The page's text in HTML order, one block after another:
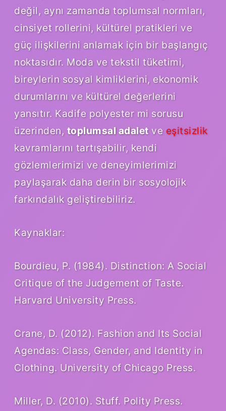
değil, aynı zamanda toplumsal normları,
cinsiyet rollerini, kültürel pratikleri ve
güç ilişkilerini anlamak için bir başlangıç
noktasıdır. Moda ve tekstil tüketimi,
bireylerin sosyal kimliklerini, ekonomik
durumlarını ve kültürel değerlerini
yansıtır. Kadife polyester mi sorusu
üzerinden, toplumsal adaletve eşitsizlik
kavramlarını tartışabilir, kendi
gözlemlerimizi ve deneyimlerimizi
paylaşarak daha derin bir sosyolojik
farkındalık geliştirebiliriz.
Kaynaklar:
Bourdieu, P. (1984). Distinction: A Social
Critique of the Judgement of Taste.
Harvard University Press.
Crane, D. (2012). Fashion and Its Social
Agendas: Class, Gender, and Identity in
Clothing. University of Chicago Press.
Miller, D. (2010). Stuff. Polity Press.